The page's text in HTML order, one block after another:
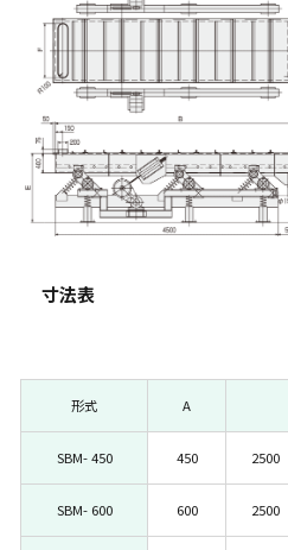
寸法表
形式 A
SBM- 450 450 2500
SBM- 600 600 2500